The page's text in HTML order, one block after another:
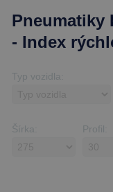
Pneumatiky
- Index
Typ vozidla:
Šírka: Profil: